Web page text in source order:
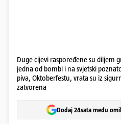
Duge cijevi raspoređene su diljem
jedna od bombi i na svjetski
piva, Oktoberfestu, vrata su iz
zatvorena
Dodaj 24sata među